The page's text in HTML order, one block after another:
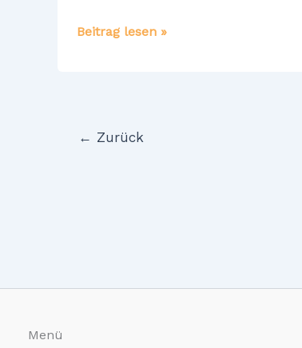
Wir
Beitrag lesen »
← Zurück
Menü